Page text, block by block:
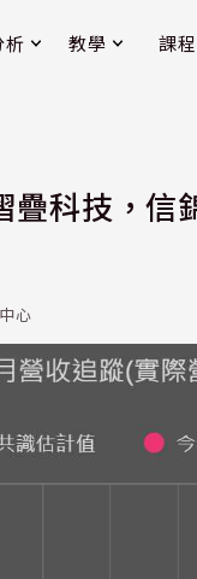
析 教學 課程
疊科技，
心